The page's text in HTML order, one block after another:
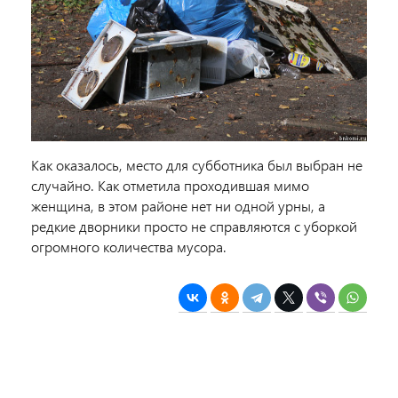
Как оказалось, место для субботника был выбран не
случайно. Как отметила проходившая мимо
женщина, в этом районе нет ни одной урны, а
редкие дворники просто не справляются с уборкой
огромного количества мусора.